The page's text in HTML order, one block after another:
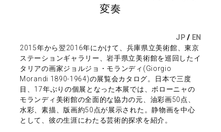
変奏
JP / EN
2015年から翌2016年にかけて、兵庫県立美術館、東京
ステーションギャラリー、岩手県立美術館を巡回したイ
タリアの画家ジョルジョ・モランディ(Giorgio
Morandi 1890-1964)の展覧会カタログ。日本で三度
目、17年ぶりの個展となった本展では、ボローニャの
モランディ美術館の全面的な協力の元、油彩画50点、
水彩、素描、版画約50点が展示された。静物画を中心
として、彼の生涯にわたる芸術的探求を紹介。